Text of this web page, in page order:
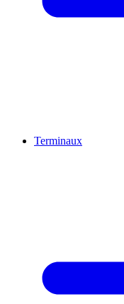
Terminaux